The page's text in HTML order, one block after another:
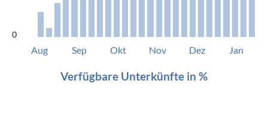
0
Aug Sep Okt Nov Dez Jan
Verfügbare Unterkünfte in %